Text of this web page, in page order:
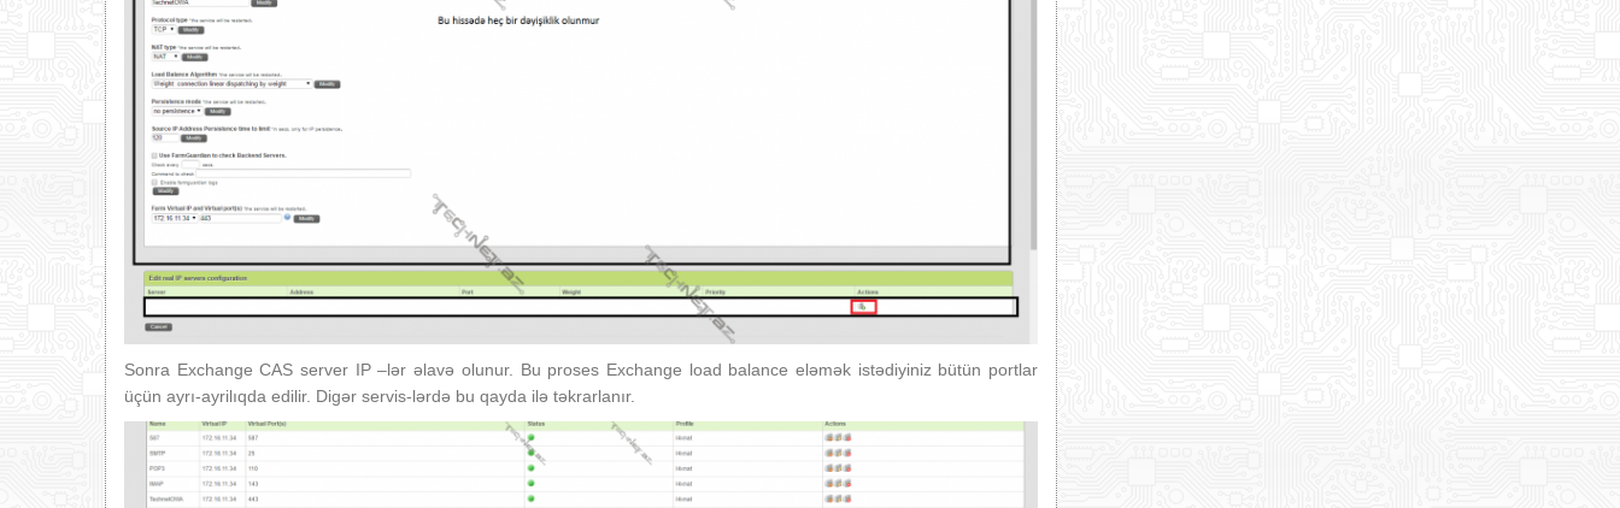
Sonra Exchange CAS server IP –lər əlavə olunur. Bu proses Exchange load balance eləmək istədiyiniz bütün portlar
üçün ayrı-ayrilıqda edilir. Digər servis-lərdə bu qayda ilə təkrarlanır.